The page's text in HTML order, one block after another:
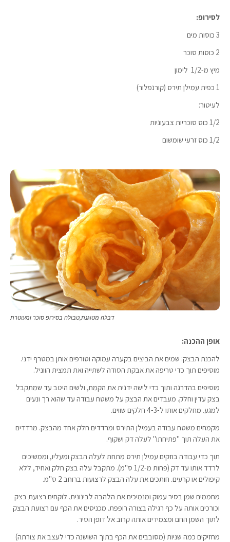
לסירופ:
3 כוסות מים
2 כוסות סוכר
מיץ מ-1/2 לימון
1 כפית עמילן תירס (קורנפלור)
לעיטור:
1/2 כוס סוכריות צבעוניות
1/2 כוס זרעי שומשום
דבלה מטוגנת,טבולה בסירופ סוכר ומעוטרת
אופן ההכנה:
להכנת הבצק: שמים את הביצים בקערה עמוקה וטורפים אותן במטרף ידני.
מוסיפים תוך כדי טריפה את אבקת הסודה לשתייה ואת תמצית הווניל.
מוסיפים בהדרגה ותוך כדי לישה ידנית את הקמח, ולשים היטב עד שמתקבל
בצק עדין וחלק. מעבדים את הבצק על משטח עבודה עד שהוא רך ונעים
למגע. מחלקים אותו ל-4-3 חלקים שווים.
מקמחים משטח עבודה בעמילן התירס ומרדדים חלק אחד מהבצק. מרדדים
את העלה תוך "פתיחתו" לעלה דק ושקוף.
תוך כדי עבודה בוזקים עמילן תירס מתחת לעלה הבצק ומעליו, וממשיכים
לרדד אותו עד דק (פחות מ-1/2 ס"מ). מתקבל עלה בצק חלק ואחיד, ללא
קיפולים או קרעים. חותכים את עלה הבצק לרצועות ברוחב 2 ס"מ.
מחממים שמן בסיר עמוק ומנמיכים את הלהבה לבינונית. לוקחים רצועת בצק
וכורכים אותה על כף רגילה בצורה רופפת. מכניסים את הכף עם רצועת הבצק
לתוך השמן החם ומצמידים אותה קרוב אל דופן הסיר.
מחזיקים כמה שניות (מסובבים את הכף בתוך השושנה כדי לעצב את צורתה)